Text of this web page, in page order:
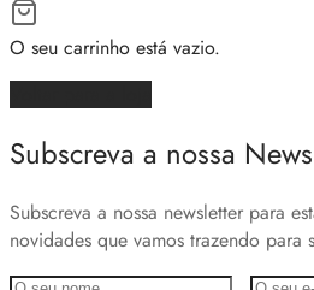
O seu carrinho está vazio.
Subscreva a nossa
Subscreva a nossa newsletter para
novidades que vamos trazendo para